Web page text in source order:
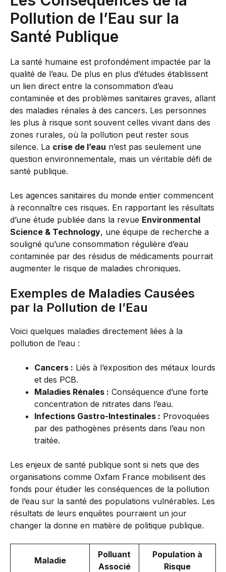
Pollution de l’Eau sur la
Santé Publique
La santé humaine est profondément impactée par la
qualité de l’eau. De plus en plus d’études établissent
un lien direct entre la consommation d’eau
contaminée et des problèmes sanitaires graves, allant
des maladies rénales à des cancers. Les personnes
les plus à risque sont souvent celles vivant dans des
zones rurales, où la pollution peut rester sous
silence. La crise de l’eau n’est pas seulement une
question environnementale, mais un véritable défi de
santé publique.
Les agences sanitaires du monde entier commencent
à reconnaître ces risques. En rapportant les résultats
d’une étude publiée dans la revue Environmental
Science & Technology, une équipe de recherche a
souligné qu’une consommation régulière d’eau
contaminée par des résidus de médicaments pourrait
augmenter le risque de maladies chroniques.
Exemples de Maladies Causées
par la Pollution de l’Eau
Voici quelques maladies directement liées à la
pollution de l’eau :
Cancers : Liés à l’exposition des métaux lourds
et des PCB.
Maladies Rénales : Conséquence d’une forte
concentration de nitrates dans l’eau.
Infections Gastro-Intestinales : Provoquées
par des pathogènes présents dans l’eau non
traitée.
Les enjeux de santé publique sont si nets que des
organisations comme Oxfam France mobilisent des
fonds pour étudier les conséquences de la pollution
de l’eau sur la santé des populations vulnérables. Les
résultats de leurs enquêtes pourraient un jour
changer la donne en matière de politique publique.
Maladie
Polluant
Associé
Population à
Risque